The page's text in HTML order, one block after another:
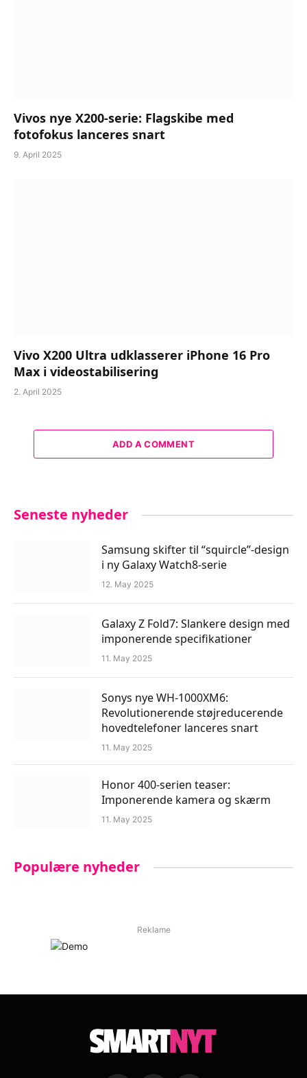
Vivos nye X200-serie: Flagskibe med
fotofokus lanceres snart
9. April 2025
Vivo X200 Ultra udklasserer iPhone 16 Pro
Max i videostabilisering
2. April 2025
ADD A COMMENT
Seneste nyheder
Samsung skifter til “squircle”-design
i ny Galaxy Watch8-serie
12. May 2025
Galaxy Z Fold7: Slankere design med
imponerende specifikationer
11. May 2025
Sonys nye WH-1000XM6:
Revolutionerende støjreducerende
hovedtelefoner lanceres snart
11. May 2025
Honor 400-serien teaser:
Imponerende kamera og skærm
11. May 2025
Populære nyheder
Reklame